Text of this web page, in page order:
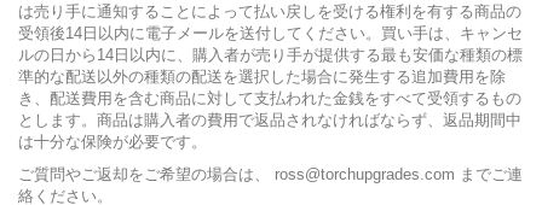
は売り手に通知することによって払い戻しを受ける権利を有する商品の
受領後14日以内に電子メールを送付してください。買い手は、キャンセ
ルの日から14日以内に、購入者が売り手が提供する最も安価な種類の標
準的な配送以外の種類の配送を選択した場合に発生する追加費用を除
き、配送費用を含む商品に対して支払われた金銭をすべて受領するもの
とします。商品は購入者の費用で返品されなければならず、返品期間中
は十分な保険が必要です。
ご質問やご返却をご希望の場合は、
ross@torchupgrades.com までご連
絡ください。